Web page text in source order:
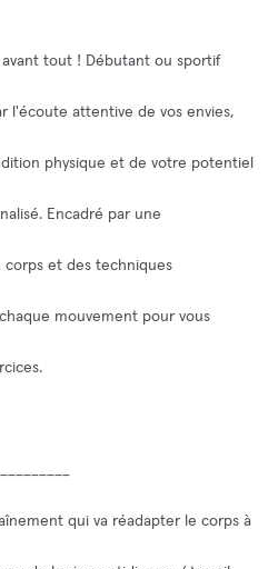
tout ! Débutant ou sportif
l'écoute attentive de vos envies,
physique et de votre potentiel
Encadré par une
corps et des techniques
mouvement pour vous
qui va réadapter le corps à